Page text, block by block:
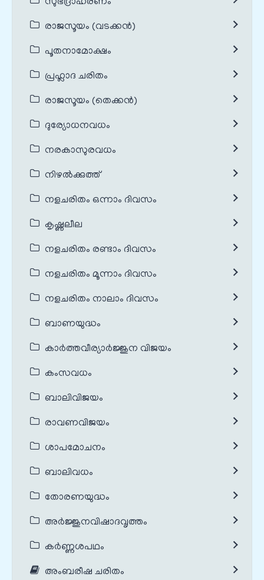
സുഭദ്രാഹരണം
രാജസൂയം (വടക്കൻ)
പൂതനാമോക്ഷം
പ്രഹ്ലാദ ചരിതം
രാജസൂയം (തെക്കൻ)
ദുര്യോധനവധം
നരകാസുരവധം
നിഴൽക്കുത്ത്
നളചരിതം ഒന്നാം ദിവസം
കൃഷ്ണലീല
നളചരിതം രണ്ടാം ദിവസം
നളചരിതം മൂന്നാം ദിവസം
നളചരിതം നാലാം ദിവസം
ബാണയുദ്ധം
കാർത്തവീര്യാർജ്ജുന വിജയം
കംസവധം
ബാലിവിജയം
രാവണവിജയം
ശാപമോചനം
ബാലിവധം
തോരണയുദ്ധം
അർജ്ജുനവിഷാദവൃത്തം
കർണ്ണശപഥം
അംബരീഷ ചരിതം